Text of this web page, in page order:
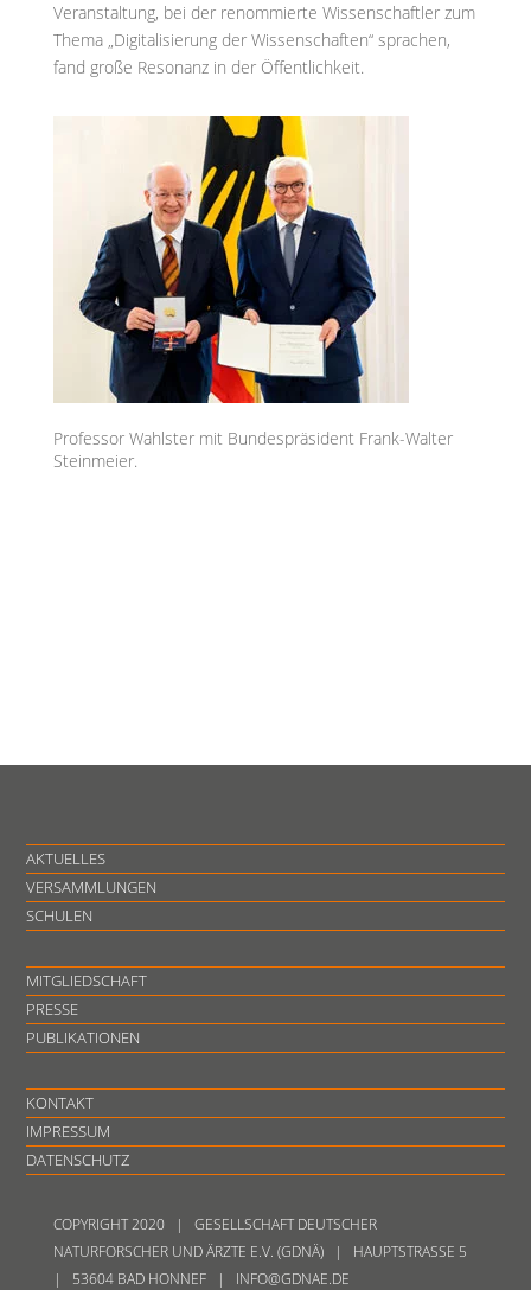
Veranstaltung, bei der renommierte Wissenschaftler zum
Thema „Digitalisierung der Wissenschaften“ sprachen,
fand große Resonanz in der Öffentlichkeit.
Professor Wahlster mit Bundespräsident Frank-Walter
Steinmeier.
AKTUELLES
VERSAMMLUNGEN
SCHULEN
MITGLIEDSCHAFT
PRESSE
PUBLIKATIONEN
KONTAKT
IMPRESSUM
DATENSCHUTZ
COPYRIGHT 2020 | GESELLSCHAFT DEUTSCHER
NATURFORSCHER UND ÄRZTE E.V. (GDNÄ) | HAUPTSTRASSE 5
| 53604 BAD HONNEF | INFO@GDNAE.DE